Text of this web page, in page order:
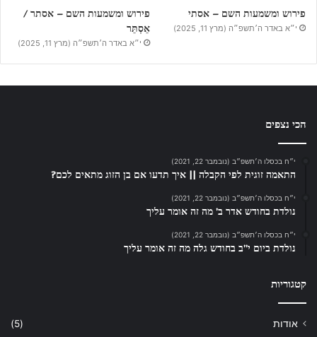
פירוש ומשמעות השם – אסתי
י״א באדר ה׳תשפ״ה (מרץ 11, 2025)
פירוש ומשמעות השם – אסתר /
אֵסְתֵּר
י״א באדר ה׳תשפ״ה (מרץ 11, 2025)
הכי נצפים
י״ח בכסלו ה׳תשפ״ב (נובמבר 22, 2021)
התאמה זוגית לפי הקבלה || איך תדעו אם בן הזוג מתאים לכם?
י״ח בכסלו ה׳תשפ״ב (נובמבר 22, 2021)
נולדת בחודש אדר ב’ מה זה אומר עליך
י״ח בכסלו ה׳תשפ״ב (נובמבר 22, 2021)
נולדת ביום י”ב בחודש גלה מה זה אומר עליך
קטגוריות
אודות
(5)